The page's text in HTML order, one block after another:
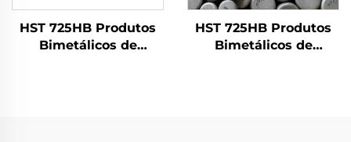
HST 725HB Produtos
Bimetálicos de
HST 725HB Produtos
Bimetálicos de